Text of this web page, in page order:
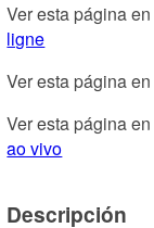
Ver esta página
ligne
Ver esta página
Ver esta página
ao vivo
Descripción